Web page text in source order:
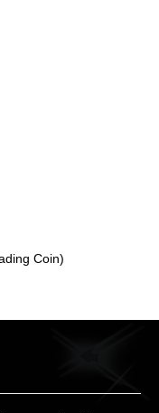
Coin)